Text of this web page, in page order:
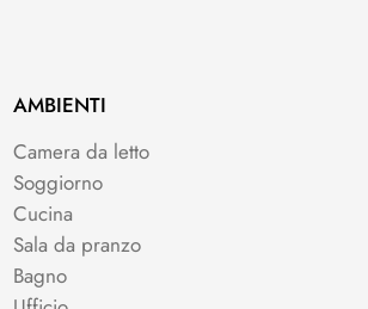
AMBIENTI
Camera da letto
Soggiorno
Cucina
Sala da pranzo
Bagno